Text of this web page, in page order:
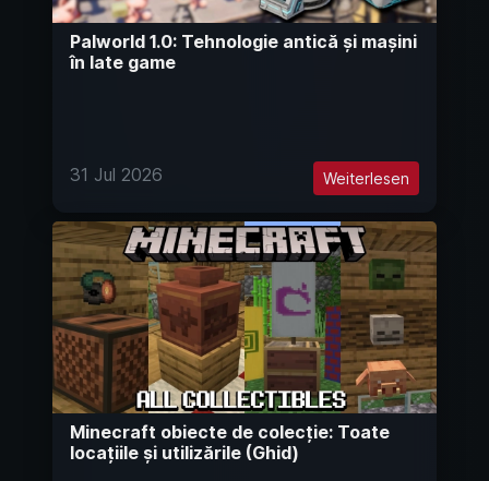
Palworld 1.0: Tehnologie antică și mașini
în late game
31 Jul 2026 Weiterlesen
Minecraft obiecte de colecție: Toate
locațiile și utilizările (Ghid)